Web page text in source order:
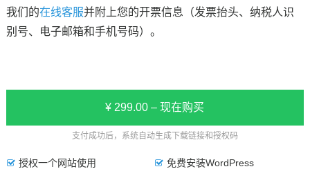
我们的在线客服并附上您的开票信息（发票抬头、纳税人识
别号、电子邮箱和手机号码）。
¥ 299.00 – 现在购买
支付成功后，系统自动生成下载链接和授权码
授权一个网站使用
免费安装WordPress